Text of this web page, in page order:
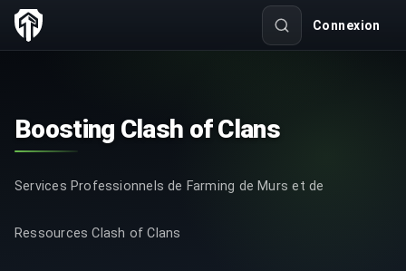
Connexion
Boosting Clash of Clans
Services Professionnels de Farming de Murs et de
Ressources Clash of Clans